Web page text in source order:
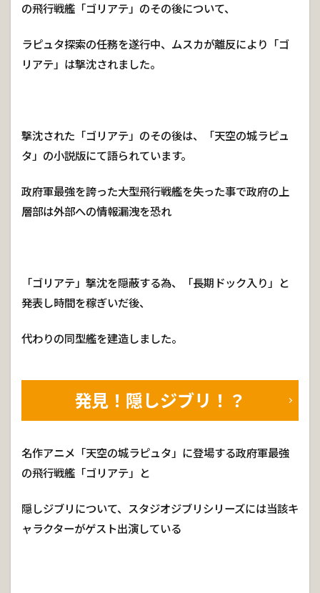
の飛行戦艦「ゴリアテ」のその後について、
ラピュタ探索の任務を遂行中、ムスカが離反により「ゴ
リアテ」は撃沈されました。
撃沈された「ゴリアテ」のその後は、「天空の城ラピュ
タ」の小説版にて語られています。
政府軍最強を誇った大型飛行戦艦を失った事で政府の上
層部は外部への情報漏洩を恐れ
「ゴリアテ」撃沈を隠蔽する為、「長期ドック入り」と
発表し時間を稼ぎいだ後、
代わりの同型艦を建造しました。
発見！隠しジブリ！？
名作アニメ「天空の城ラピュタ」に登場する政府軍最強
の飛行戦艦「ゴリアテ」と
隠しジブリについて、スタジオジブリシリーズには当該キ
ャラクターがゲスト出演している